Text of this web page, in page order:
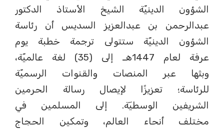
الشؤون الدينيّة الشيخ الأستاذ الدكتور
عبدالرحمن بن عبدالعزيز السديس أن رئاسة
الشؤون الدينيّة ستتولى ترجمة خطبة يوم
عرفة لعام 1447هـ إلى (35) لغة عالميّة،
وبثها عبر المنصات والقنوات الرسميّة
للرئاسة؛ تعزيزًا لإيصال رسالة الحرمين
الشريفين الوسطيٓة. إلى المسلمين في
مختلف أنحاء العالم، وتمكين الحجاج